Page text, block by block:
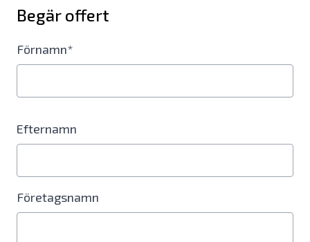
Begär offert
Förnamn*
Efternamn
Företagsnamn